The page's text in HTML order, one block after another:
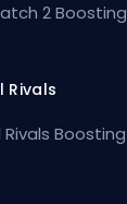
2 Boosting
Rivals
Rivals Boosting